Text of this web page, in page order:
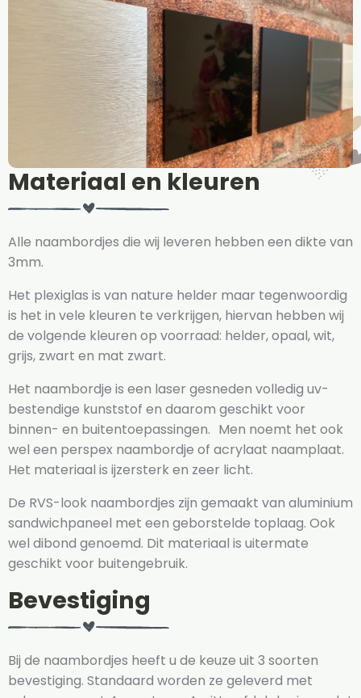
Materiaal en kleuren
Alle naambordjes die wij leveren hebben een dikte van
3mm.
Het plexiglas is van nature helder maar tegenwoordig
is het in vele kleuren te verkrijgen, hiervan hebben wij
de volgende kleuren op voorraad: helder, opaal, wit,
grijs, zwart en mat zwart.
Het naambordje is een laser gesneden volledig uv-
bestendige kunststof en daarom geschikt voor
binnen- en buitentoepassingen. Men noemt het ook
wel een perspex naambordje of acrylaat naamplaat.
Het materiaal is ijzersterk en zeer licht.
De RVS-look naambordjes zijn gemaakt van aluminium
sandwichpaneel met een geborstelde toplaag. Ook
wel dibond genoemd. Dit materiaal is uitermate
geschikt voor buitengebruik.
Bevestiging
Bij de naambordjes heeft u de keuze uit 3 soorten
bevestiging. Standaard worden ze geleverd met